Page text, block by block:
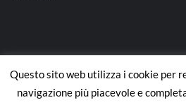
Contatti
Questo sito web utilizza i cookie per
navigazione più piacevole e